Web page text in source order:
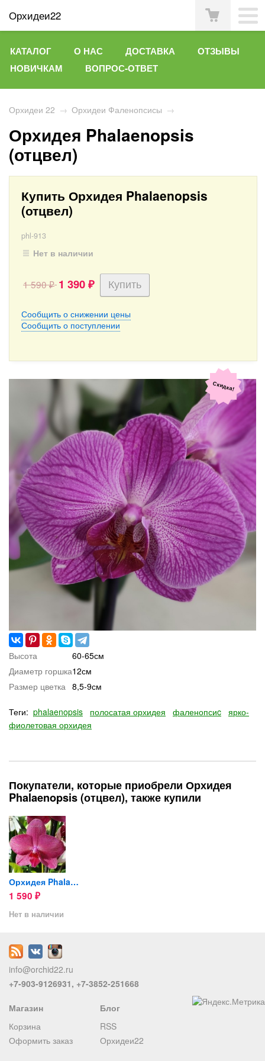
Орхидеи22
КАТАЛОГ О НАС ДОСТАВКА
ОТЗЫВЫ
НОВИЧКАМ
ВОПРОС-ОТВЕТ
Орхидеи 22 → Орхидеи Фаленопсисы →
Орхидея Phalaenopsis
(отцвел)
Купить Орхидея Phalaenopsis
(отцвел)
phl-913
Нет в наличии
1 590₽ 1 390 ₽
Сообщить о снижении цены
Сообщить о поступлении
Скидка!
Высота
60-65см
Диаметр горшка12см
Размер цветка 8,5-9см
Теги: phalaenopsis полосатая орхидея фаленопсиc ярко-
фиолетовая орхидея
Покупатели, которые приобрели Орхидея
Phalaenopsis (отцвел), также купили
Орхидея Phalaenopsis Happy...
1 590 ₽
Нет в наличии
info@orchid22.ru
+7-903-9126931, +7-3852-251668
Магазин
Корзина
Оформить заказ
Блог
RSS
Орхидеи22